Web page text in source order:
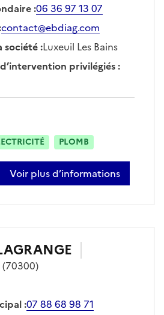
:06 36 97 13 07
contact@ebdiag.com
société:Luxeuil Les Bains
privilégiés:
PLOMB
Voir plus d’informations
sur estelle broggi
(70300)
:07 88 68 98 71